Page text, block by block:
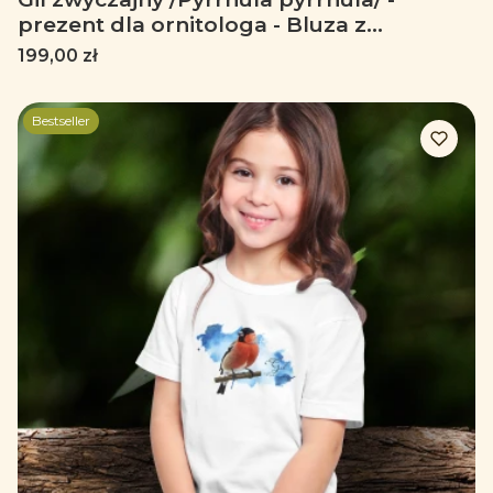
prezent dla ornitologa - Bluza z
kapturem / Bluza bez kaptura
Cena
199,00 zł
Bestseller